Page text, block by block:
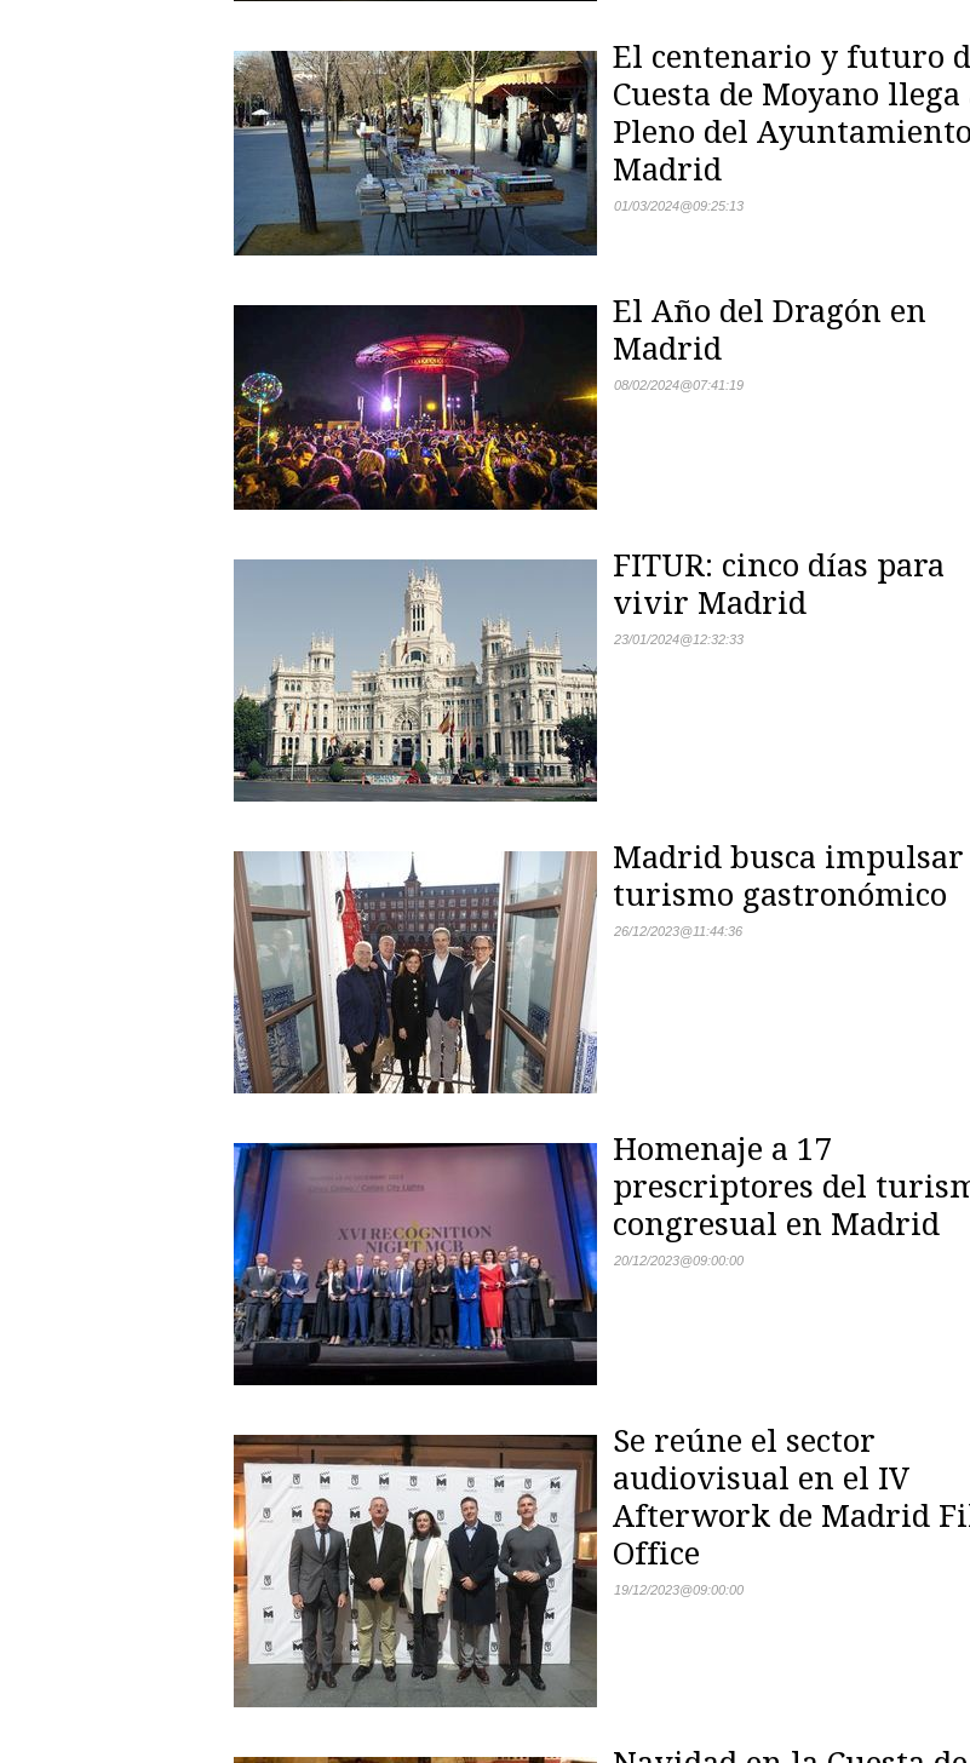
El centenario y futuro
Cuesta de Moyano llega
Pleno del
Madrid
01/03/2024@09:25:13
El Año del Dragón en
Madrid
08/02/2024@07:41:19
FITUR: cinco días para
vivir Madrid
23/01/2024@12:32:33
Madrid busca impulsar
turismo gastronómico
26/12/2023@11:44:36
Homenaje a 17
prescriptores del
congresual en Madrid
20/12/2023@09:00:00
Se reúne el sector
audiovisual en el IV
Afterwork de Madrid
Office
19/12/2023@09:00:00